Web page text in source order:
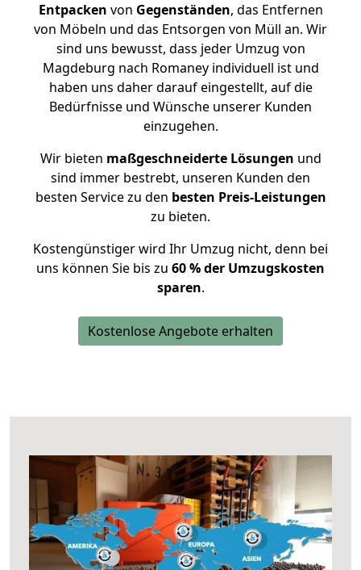
Entpacken von Gegenständen, das Entfernen
von Möbeln und das Entsorgen von Müll an. Wir
sind uns bewusst, dass jeder Umzug von
Magdeburg nach Romaney individuell ist und
haben uns daher darauf eingestellt, auf die
Bedürfnisse und Wünsche unserer Kunden
einzugehen.
Wir bieten maßgeschneiderte Lösungen und
sind immer bestrebt, unseren Kunden den
besten Service zu den besten Preis-Leistungen
zu bieten.
Kostengünstiger wird Ihr Umzug nicht, denn bei
uns können Sie bis zu 60 % der Umzugskosten
sparen.
Kostenlose Angebote erhalten